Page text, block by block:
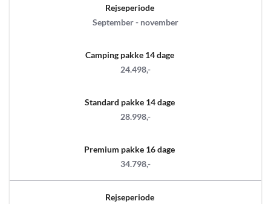
Rejseperiode
September - november
Camping pakke 14 dage
24.498,-
Standard pakke 14 dage
28.998,-
Premium pakke 16 dage
34.798,-
Rejseperiode